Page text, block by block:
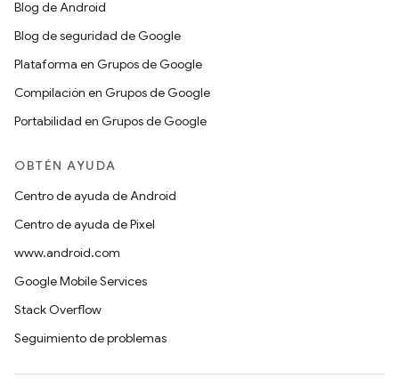
Blog de Android
Blog de seguridad de Google
Plataforma en Grupos de Google
Compilación en Grupos de Google
Portabilidad en Grupos de Google
OBTÉN AYUDA
Centro de ayuda de Android
Centro de ayuda de Pixel
www.android.com
Google Mobile Services
Stack Overflow
Seguimiento de problemas